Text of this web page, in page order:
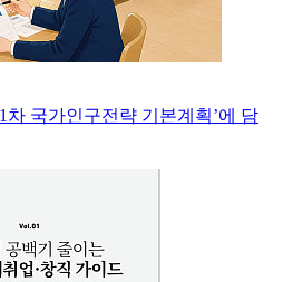
차 국가인구전략 기본계획’에 담